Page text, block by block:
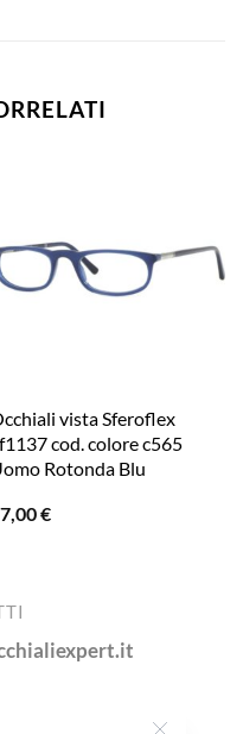
vista Sferoflex
cod. colore c565
Rotonda Blu
€